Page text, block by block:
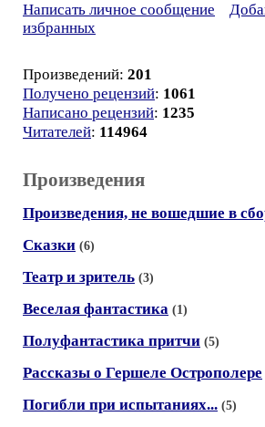
Написать личное сообщение
избранных
Произведений: 201
Получено рецензий: 1061
Написано рецензий: 1235
Читателей: 114964
Произведения
Произведения, не вошедшие в
Сказки (6)
Театр и зритель (3)
Веселая фантастика (1)
Полуфантастика притчи (5)
Рассказы о Гершеле Острополере
Погибли при испытаниях... (5)